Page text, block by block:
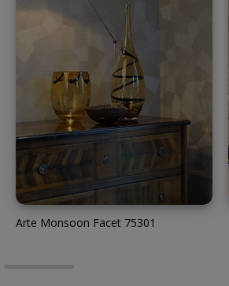
Arte Monsoon Facet 75301